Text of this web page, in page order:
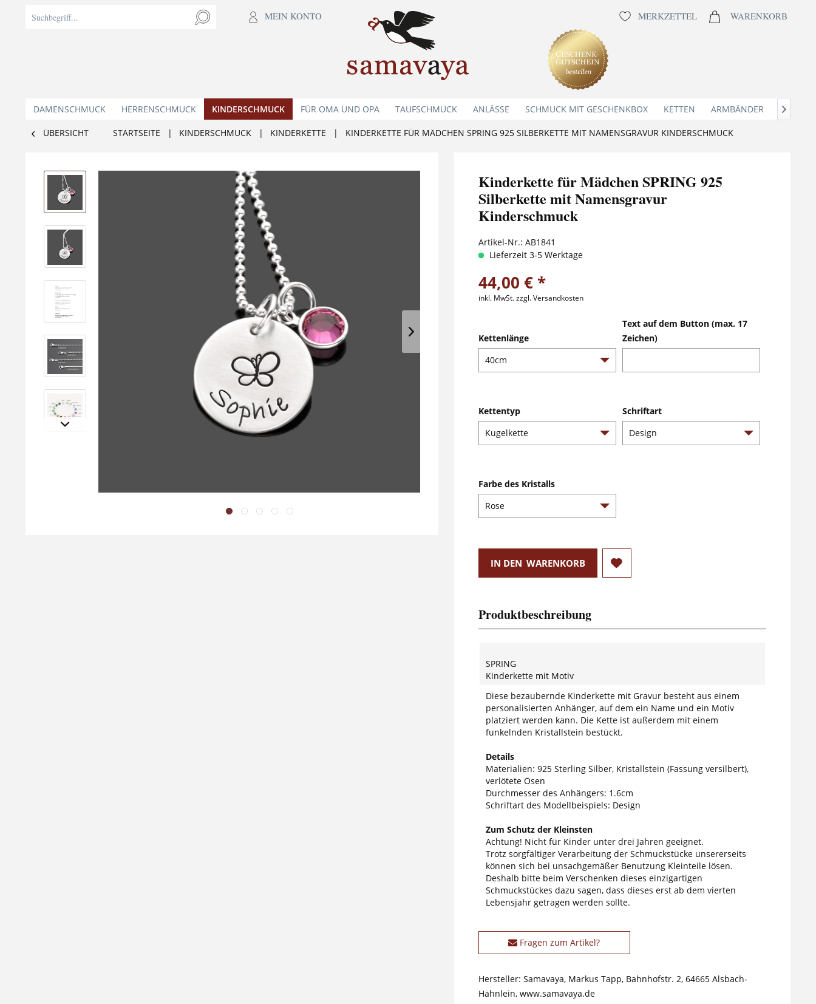
MEIN KONTO MERKZETTEL WARENKORB
DAMENSCHMUCK HERRENSCHMUCK KINDERSCHMUCK FÜR OMA UND OPA TAUFSCHMUCK ANLÄSSE SCHMUCK MIT GESCHENKBOX KETTEN ARMBÄNDER 
ÜBERSICHT STARTSEITE | KINDERSCHMUCK | KINDERKETTE | KINDERKETTE FÜR MÄDCHEN SPRING 925 SILBERKETTE MIT NAMENSGRAVUR KINDERSCHMUCK
Kinderkette für Mädchen SPRING 925
Silberkette mit Namensgravur
Kinderschmuck
Artikel-Nr.: AB1841
Lieferzeit 3-5 Werktage
44,00 € *
inkl. MwSt.zzgl. Versandkosten
Kettenlänge
Kettentyp
Text auf dem Button (max. 17
Zeichen)
Schriftart
Farbe des Kristalls
IN DEN WARENKORB
Produktbeschreibung
SPRING
Kinderkette mit Motiv
Diese bezaubernde Kinderkette mit Gravur besteht aus einem
personalisierten Anhänger, auf dem ein Name und ein Motiv
platziert werden kann. Die Kette ist außerdem mit einem
funkelnden Kristallstein bestückt.
Details
Materialien: 925 Sterling Silber, Kristallstein (Fassung versilbert),
verlötete Ösen
Durchmesser des Anhängers: 1.6cm
Schriftart des Modellbeispiels: Design
Zum Schutz der Kleinsten
Achtung! Nicht für Kinder unter drei Jahren geeignet.
Trotz sorgfältiger Verarbeitung der Schmuckstücke unsererseits
können sich bei unsachgemäßer Benutzung Kleinteile lösen.
Deshalb bitte beim Verschenken dieses einzigartigen
Schmuckstückes dazu sagen, dass dieses erst ab dem vierten
Lebensjahr getragen werden sollte.
Fragen zum Artikel?
Hersteller: Samavaya, Markus Tapp, Bahnhofstr. 2, 64665 Alsbach-
Hähnlein, www.samavaya.de